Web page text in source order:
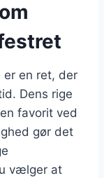
er en ret, der
Dens rige
favorit ved
gør det
vælger at